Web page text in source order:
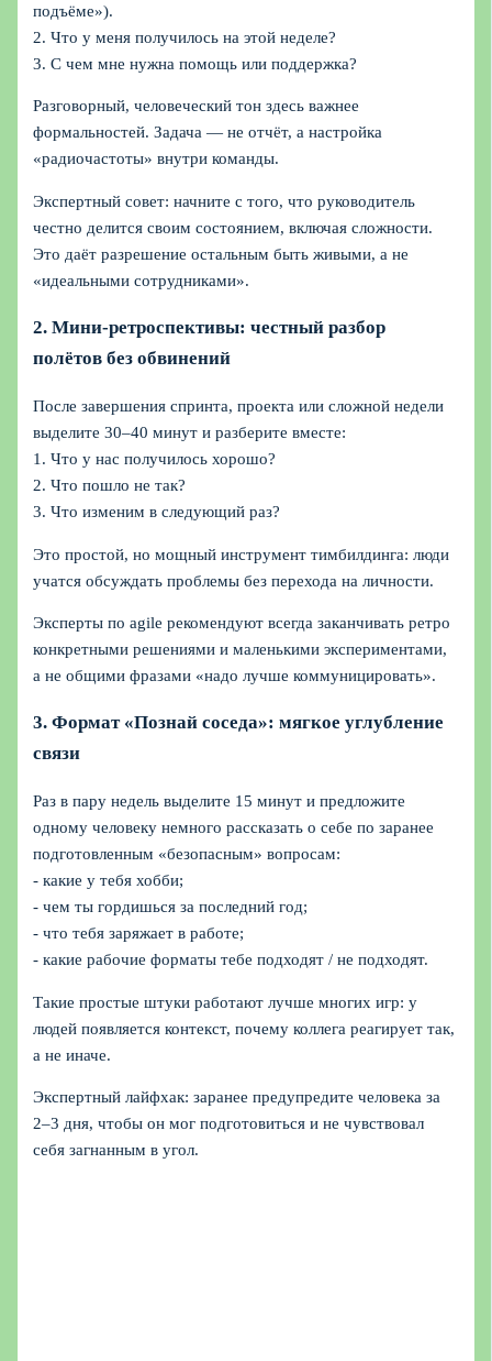
подъёме»).
2. Что у меня получилось на этой неделе?
3. С чем мне нужна помощь или поддержка?
Разговорный, человеческий тон здесь важнее
формальностей. Задача — не отчёт, а настройка
«радиочастоты» внутри команды.
Экспертный совет: начните с того, что руководитель
честно делится своим состоянием, включая сложности.
Это даёт разрешение остальным быть живыми, а не
«идеальными сотрудниками».
2. Мини‑ретроспективы: честный разбор
полётов без обвинений
После завершения спринта, проекта или сложной недели
выделите 30–40 минут и разберите вместе:
1. Что у нас получилось хорошо?
2. Что пошло не так?
3. Что изменим в следующий раз?
Это простой, но мощный инструмент тимбилдинга: люди
учатся обсуждать проблемы без перехода на личности.
Эксперты по agile рекомендуют всегда заканчивать ретро
конкретными решениями и маленькими экспериментами,
а не общими фразами «надо лучше коммуницировать».
3. Формат «Познай соседа»: мягкое углубление
связи
Раз в пару недель выделите 15 минут и предложите
одному человеку немного рассказать о себе по заранее
подготовленным «безопасным» вопросам:
- какие у тебя хобби;
- чем ты гордишься за последний год;
- что тебя заряжает в работе;
- какие рабочие форматы тебе подходят / не подходят.
Такие простые штуки работают лучше многих игр: у
людей появляется контекст, почему коллега реагирует так,
а не иначе.
Экспертный лайфхак: заранее предупредите человека за
2–3 дня, чтобы он мог подготовиться и не чувствовал
себя загнанным в угол.